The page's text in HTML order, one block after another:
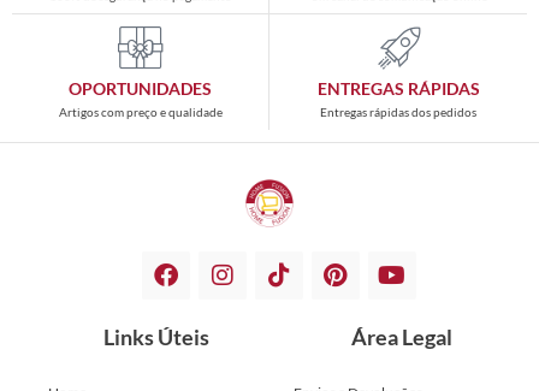
OPORTUNIDADES
Artigos com preço e qualidade
ENTREGAS RÁPIDAS
Entregas rápidas dos pedidos
Links Úteis Área Legal